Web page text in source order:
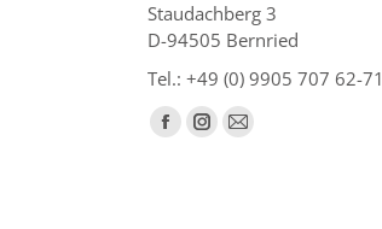
Staudachberg 3
D-94505 Bernried
Tel.: +49 (0) 9905 707 62-71
Finden Sie uns auf:
Facebook
Instagram
E-